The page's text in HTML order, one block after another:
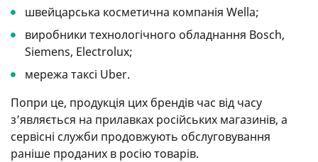
швейцарська косметична компанія Wella;
виробники технологічного обладнання Bosch,
Siemens, Electrolux;
мережа таксі Uber.
Попри це, продукція цих брендів час від часу
з’являється на прилавках російських магазинів, а
сервісні служби продовжують обслуговування
раніше проданих в росію товарів.